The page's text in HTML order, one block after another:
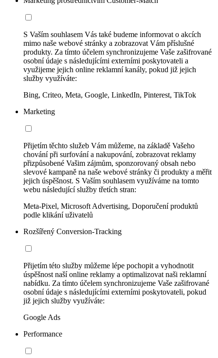
S Vaším souhlasem Vás také budeme informovat o akcích
mimo naše webové stránky a zobrazovat Vám příslušné
produkty. Za tímto účelem synchronizujeme Vaše zašifrované
osobní údaje s následujícími externími poskytovateli a
využijeme jejich online reklamní kanály, pokud již jejich
služby využíváte:
Bing, Criteo, Meta, Google, LinkedIn, Pinterest, TikTok
Marketing
Přijetím těchto služeb Vám můžeme, na základě Vašeho
chování při surfování a nakupování, zobrazovat reklamy
přizpůsobené Vašim zájmům, sponzorovaný obsah nebo
slevové kampaně na naše webové stránky či produkty a měřit
jejich úspěšnost. S Vaším souhlasem využíváme na tomto
webu následující služby třetích stran:
Meta-Pixel, Microsoft Advertising, Doporučení produktů
podle klikání uživatelů
Rozšířený Conversion-Tracking
Přijetím této služby můžeme lépe pochopit a vyhodnotit
úspěšnost naší online reklamy a optimalizovat naši reklamní
nabídku. Za tímto účelem synchronizujeme Vaše zašifrované
osobní údaje s následujícími externími poskytovateli, pokud
již jejich služby využíváte:
Google Ads
Performance